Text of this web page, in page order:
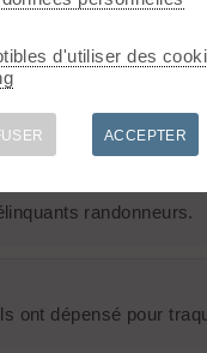
randonneurs.
ont dépensé pour
d'utiliser des
ACCEPTER